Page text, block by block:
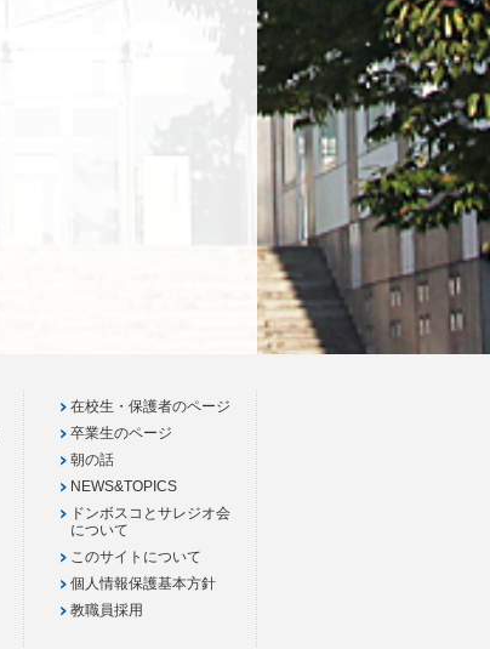
在校生・保護者のページ
卒業生のページ
朝の話
NEWS&TOPICS
ドンボスコとサレジオ会
について
このサイトについて
個人情報保護基本方針
教職員採用